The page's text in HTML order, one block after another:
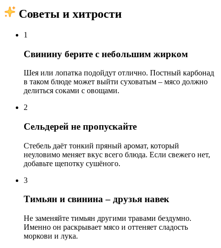
Советы и хитрости
1
Свинину берите с небольшим жирком
Шея или лопатка подойдут отлично. Постный карбонад
в таком блюде может выйти суховатым – мясо должно
делиться соками с овощами.
2
Сельдерей не пропускайте
Стебель даёт тонкий пряный аромат, который
неуловимо меняет вкус всего блюда. Если свежего нет,
добавьте щепотку сушёного.
3
Тимьян и свинина – друзья навек
Не заменяйте тимьян другими травами бездумно.
Именно он раскрывает мясо и оттеняет сладость
моркови и лука.